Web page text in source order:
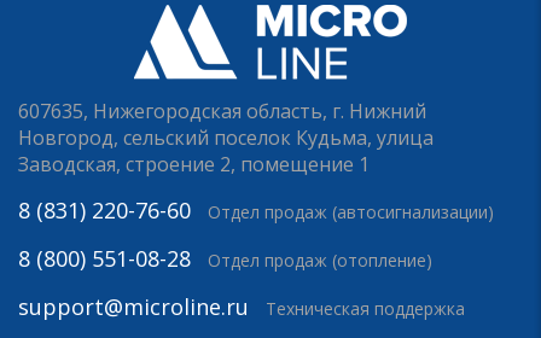
607635, Нижегородская область, г. Нижний
Новгород, сельский поселок Кудьма, улица
Заводская, строение 2, помещение 1
8 (831) 220-76-60 Отдел продаж (автосигнализации)
8 (800) 551-08-28 Отдел продаж (отопление)
support@microline.ru Техническая поддержка